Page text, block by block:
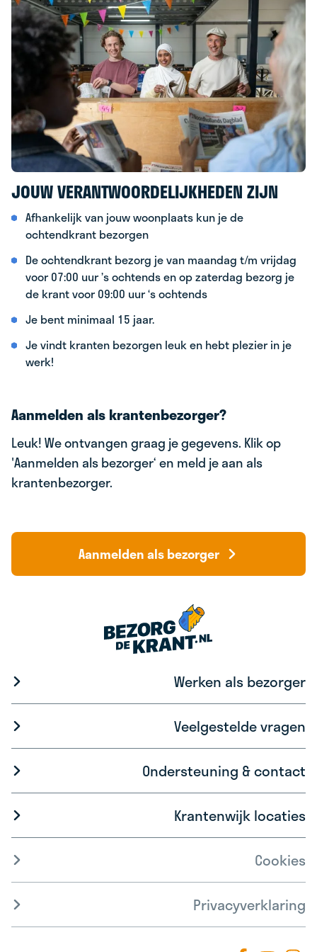
JOUW VERANTWOORDELIJKHEDEN ZIJN
Afhankelijk van jouw woonplaats kun je de
ochtendkrant bezorgen
De ochtendkrant bezorg je van maandag t/m vrijdag
voor 07:00 uur ’s ochtends en op zaterdag bezorg je
de krant voor 09:00 uur ‘s ochtends
Je bent minimaal 15 jaar.
Je vindt kranten bezorgen leuk en hebt plezier in je
werk!
Aanmelden als krantenbezorger?
Leuk! We ontvangen graag je gegevens. Klik op
'Aanmelden als bezorger‘ en meld je aan als
krantenbezorger.
Aanmelden als bezorger
Werken als bezorger
Veelgestelde vragen
Ondersteuning & contact
Krantenwijk locaties
Cookies
Privacyverklaring